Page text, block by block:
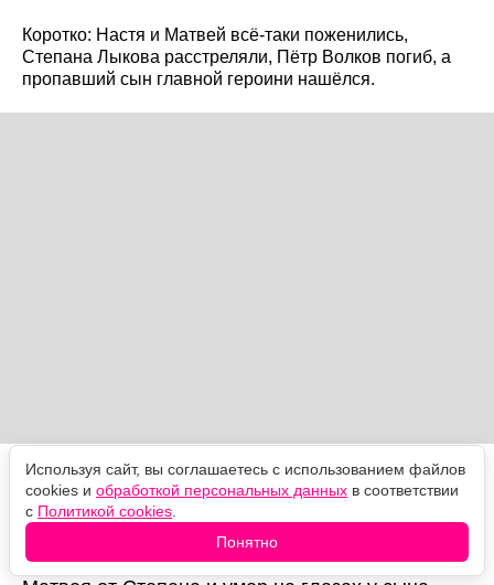
Коротко: Настя и Матвей всё-таки поженились,
Степана Лыкова расстреляли, Пётр Волков погиб, а
пропавший сын главной героини нашёлся.
Кто до финала не дожил
Пётр Волков (Степан Бекетов)— бывший
председатель колхоза и муж Насти. Заслонил
Используя сайт, вы соглашаетесь с использованием файлов
cookies и обработкой персональных данных в соответствии
с Политикой cookies
Понятно